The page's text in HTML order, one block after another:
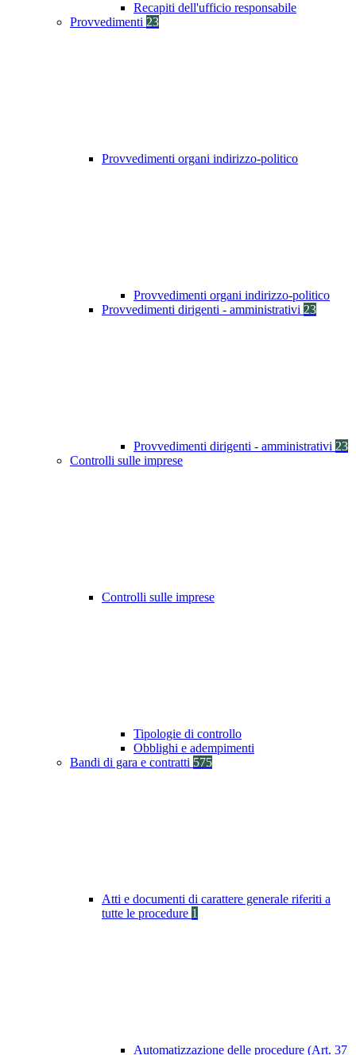
Recapiti dell'ufficio responsabile
Provvedimenti 23
Provvedimenti organi indirizzo-politico
Provvedimenti organi indirizzo-politico
Provvedimenti dirigenti - amministrativi 23
Provvedimenti dirigenti - amministrativi 23
Controlli sulle imprese
Controlli sulle imprese
Tipologie di controllo
Obblighi e adempimenti
Bandi di gara e contratti 575
Atti e documenti di carattere generale riferiti a
tutte le procedure 1
Automatizzazione delle procedure (Art. 37